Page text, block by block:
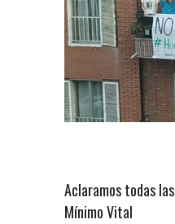
Aclaramos todas
Mínimo Vital